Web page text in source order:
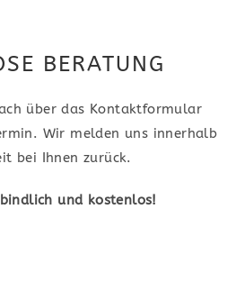
BERATUNG
über das Kontaktformular
Wir melden uns innerhalb
bei Ihnen zurück.
und kostenlos!